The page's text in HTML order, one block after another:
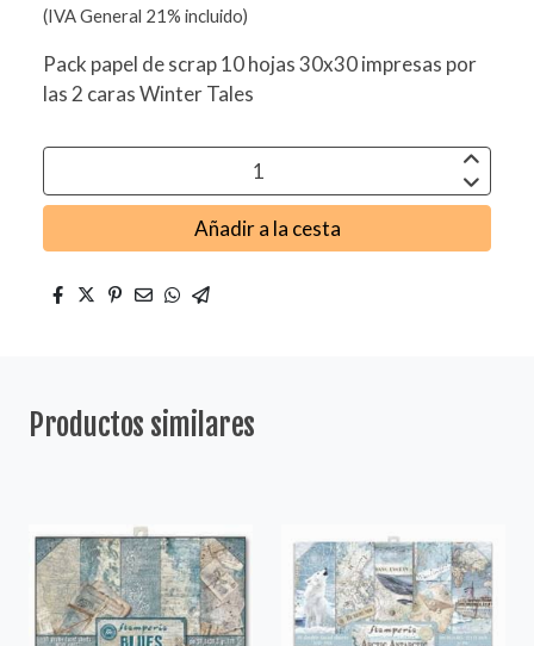
(IVA General 21% incluido)
Pack papel de scrap 10 hojas 30x30 impresas por
las 2 caras Winter Tales
Añadir a la cesta
Productos similares